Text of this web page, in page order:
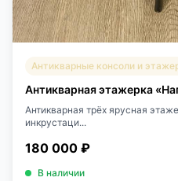
Антикварные консоли и
Антикварная этажерка
Антикварная трёх ярусная
инкрустаци...
180 000 ₽
В наличии